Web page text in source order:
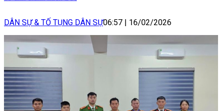
DÂN SỰ & TỐ TỤNG DÂN SỰ06:57 | 16/02/2026